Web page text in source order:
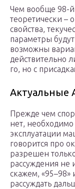
Чем вообще 98-й
теоретически
свойства,
параметры
возможны
действительно
го, но с
Актуальные
Прежде чем
нет,
эксплуатации
говорится про
разрешен
рассуждения не
скажем, «95–98»
рассуждать